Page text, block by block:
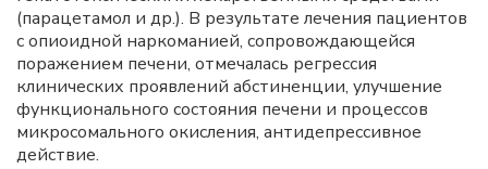
(парацетамол и др.). В результате лечения пациентов
с опиоидной наркоманией, сопровождающейся
поражением печени, отмечалась регрессия
клинических проявлений абстиненции, улучшение
функционального состояния печени и процессов
микросомального окисления, антидепрессивное
действие.